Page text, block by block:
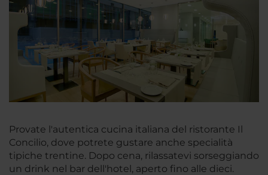
Provate l'autentica cucina italiana del ristorante Il
Concilio, dove potrete gustare anche specialità
tipiche trentine. Dopo cena, rilassatevi sorseggiando
un drink nel bar dell'hotel, aperto fino alle dieci.